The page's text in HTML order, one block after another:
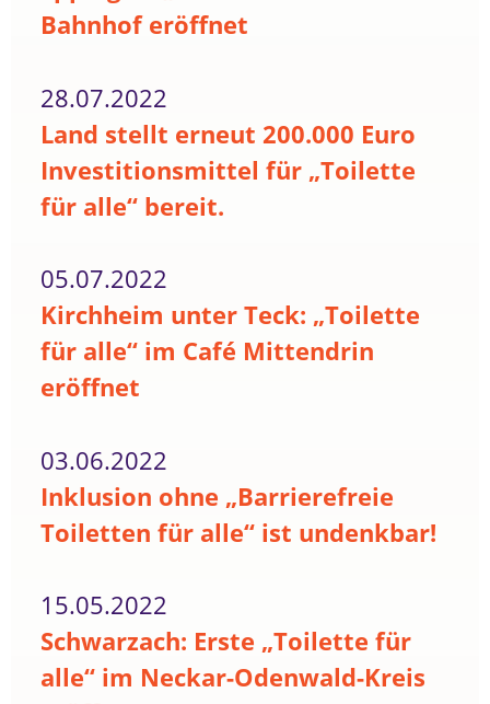
Bahnhof eröffnet
28.07.2022
Land stellt erneut 200.000 Euro
Investitionsmittel für „Toilette
für alle“ bereit.
05.07.2022
Kirchheim unter Teck: „Toilette
für alle“ im Café Mittendrin
eröffnet
03.06.2022
Inklusion ohne „Barrierefreie
Toiletten für alle“ ist undenkbar!
15.05.2022
Schwarzach: Erste „Toilette für
alle“ im Neckar-Odenwald-Kreis